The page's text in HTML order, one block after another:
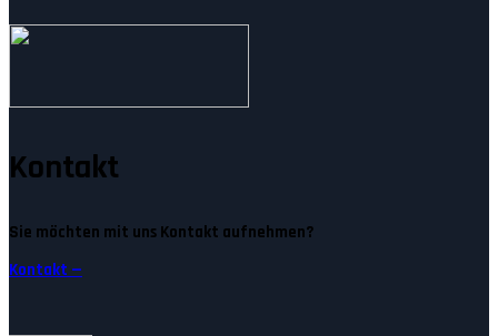
Kontakt
Sie möchten mit uns Kontakt aufnehmen?
Kontakt —